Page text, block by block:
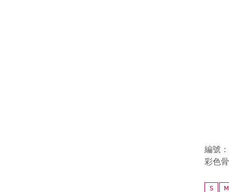
編號
彩色
S M